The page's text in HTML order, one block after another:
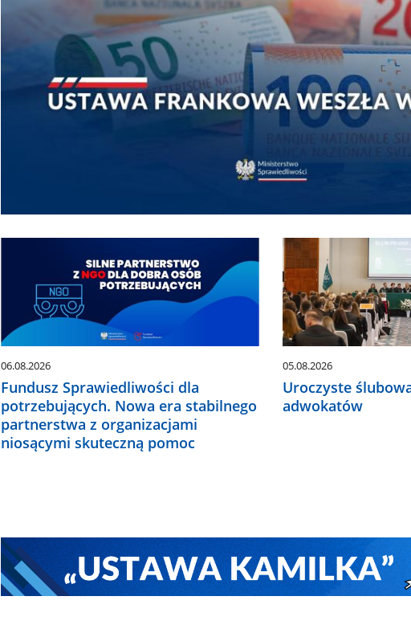
06.08.2026
Fundusz Sprawiedliwości dla
potrzebujących. Nowa era stabilnego
partnerstwa z organizacjami
niosącymi skuteczną pomoc
05.08.2026
Uroczyste
adwokatów